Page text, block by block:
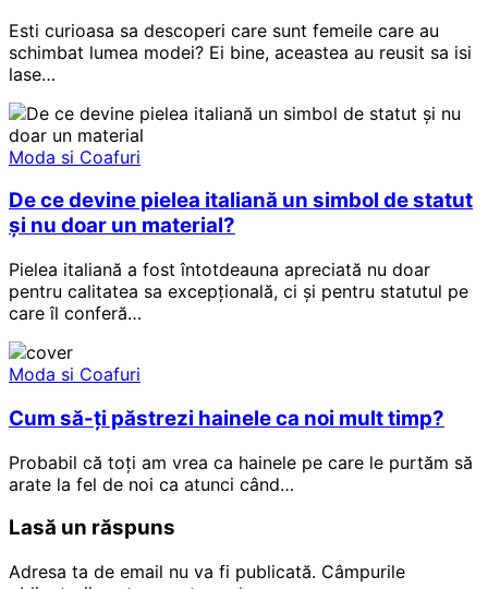
Esti curioasa sa descoperi care sunt femeile care au
schimbat lumea modei? Ei bine, aceastea au reusit sa isi
lase…
Moda si Coafuri
De ce devine pielea italiană un simbol de statut
și nu doar un material?
Pielea italiană a fost întotdeauna apreciată nu doar
pentru calitatea sa excepțională, ci și pentru statutul pe
care îl conferă…
Moda si Coafuri
Cum să-ți păstrezi hainele ca noi mult timp?
Probabil că toți am vrea ca hainele pe care le purtăm să
arate la fel de noi ca atunci când…
Lasă un răspuns
Adresa ta de email nu va fi publicată. Câmpurile